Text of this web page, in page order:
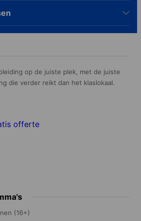
op de juiste plek, met de juiste
die verder reikt dan het klaslokaal.
offerte
(16+)